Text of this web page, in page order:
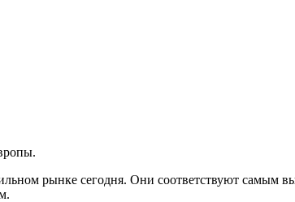
рынке сегодня. Они соответствуют самым